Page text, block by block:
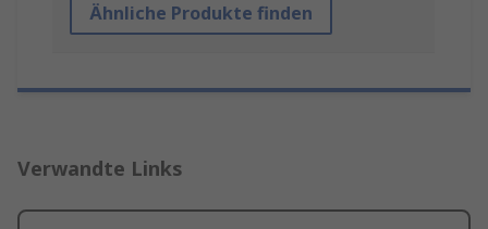
Ähnliche Produkte finden
Verwandte Links